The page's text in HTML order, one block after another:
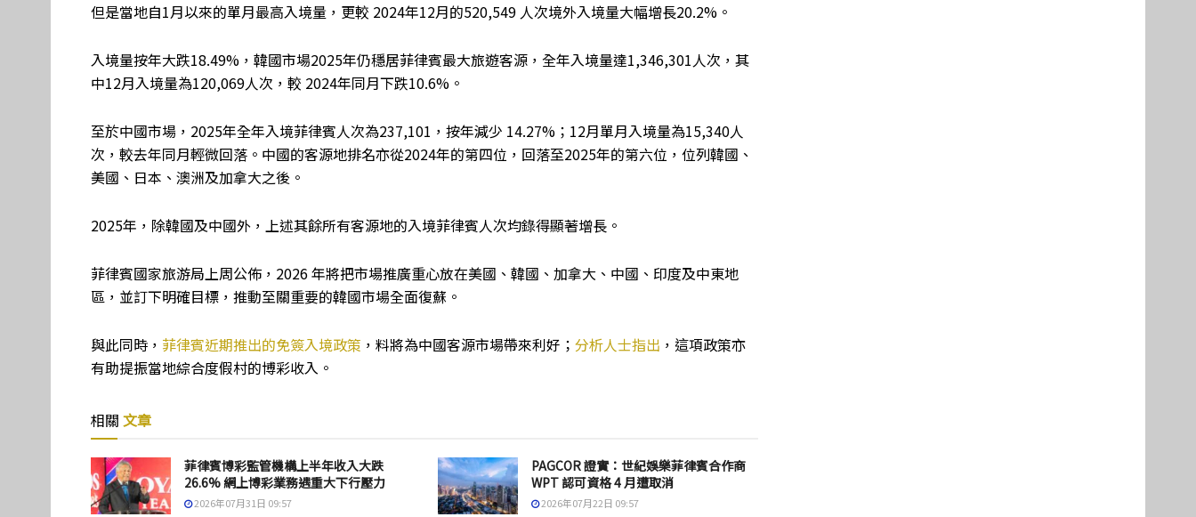
但是當地自1月以來的單月最高入境量，更較 2024年12月的520,549 人次境外入境量大幅增長20.2%。
入境量按年大跌18.49%，韓國市場2025年仍穩居菲律賓最大旅遊客源，全年入境量達1,346,301人次，其
中12月入境量為120,069人次，較 2024年同月下跌10.6%。
至於中國市場，2025年全年入境菲律賓人次為237,101，按年減少 14.27%；12月單月入境量為15,340人
次，較去年同月輕微回落。中國的客源地排名亦從2024年的第四位，回落至2025年的第六位，位列韓國、
美國、日本、澳洲及加拿大之後。
2025年，除韓國及中國外，上述其餘所有客源地的入境菲律賓人次均錄得顯著增長。
菲律賓國家旅游局上周公佈，2026 年將把市場推廣重心放在美國、韓國、加拿大、中國、印度及中東地
區，並訂下明確目標，推動至關重要的韓國市場全面復蘇。
與此同時， 菲律賓近期推出的免簽入境政策 ，料將為中國客源市場帶來利好； 分析人士指出 ，這項政策亦
有助提振當地綜合度假村的博彩收入。
相關 文章
菲律賓博彩監管機構上半年收入大跌
26.6% 網上博彩業務遇重大下行壓力
2026年07月31日 09:57
PAGCOR 證實：世紀娛樂菲律賓合作商
WPT 認可資格 4 月遭取消
2026年07月22日 09:57